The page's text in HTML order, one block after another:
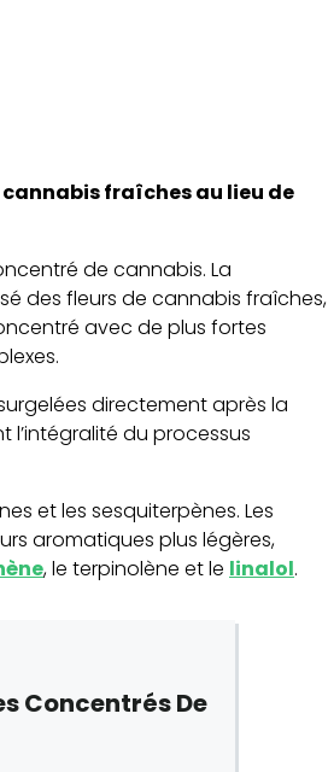
cannabis fraîches au lieu de
de cannabis. La
des fleurs de cannabis fraîches,
avec de plus fortes
directement après la
du processus
et les sesquiterpènes. Les
aromatiques plus légères,
, le terpinolène et le linalol.
Concentrés De